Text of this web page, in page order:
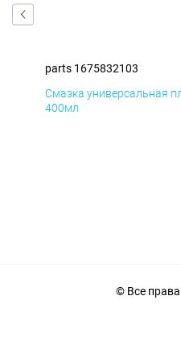
parts 1675832103
Смазка универсальная
400мл
© Все